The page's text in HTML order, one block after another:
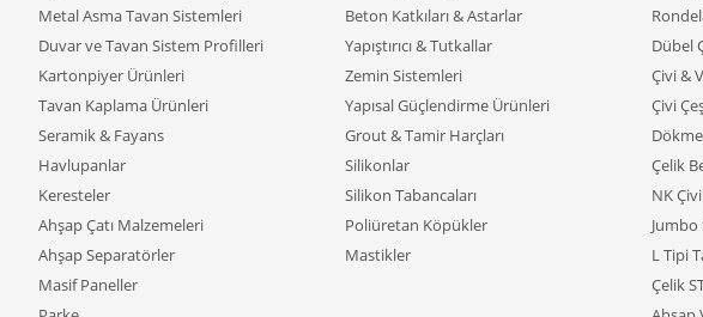
Ahşap
Seperatör denince akla
Pratik kullanımları, her tarza
Evde Ahşap
Evlerde seperatörlerin
Giriş
Salon bölümlendirme:
tasarımlar, tek
Metal Asma Tavan Sistemleri
Duvar ve Tavan Sistem Profilleri
Kartonpiyer Ürünleri
Tavan Kaplama Ürünleri
Seramik & Fayans
Havlupanlar
Keresteler
Ahşap Çatı Malzemeleri
Ahşap Separatörler
Masif Paneller
Beton Katkıları & Astarlar
Yapıştırıcı & Tutkallar
Zemin Sistemleri
Yapısal Güçlendirme Ürünleri
Grout & Tamir Harçları
Silikonlar
Silikon Tabancaları
Poliüretan Köpükler
Mastikler
Dübel
Çivi &
Çivi
Çelik
NK
Jumbo
L Tipi
Çelik